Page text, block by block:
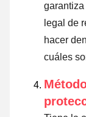
legal de
hacer
cuáles